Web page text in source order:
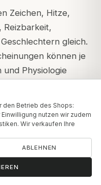
Zeichen, Hitze,
Reizbarkeit,
gleich.
können je
und Physiologie
in bestimmten
zu diesen
klassische Ansatz
kühlenden
Pitta-
ॐBrauchen Sie Hilfe?
Betrieb des Shops:
nutzen wir zudem
Wir verkaufen Ihre
ABLEHNEN